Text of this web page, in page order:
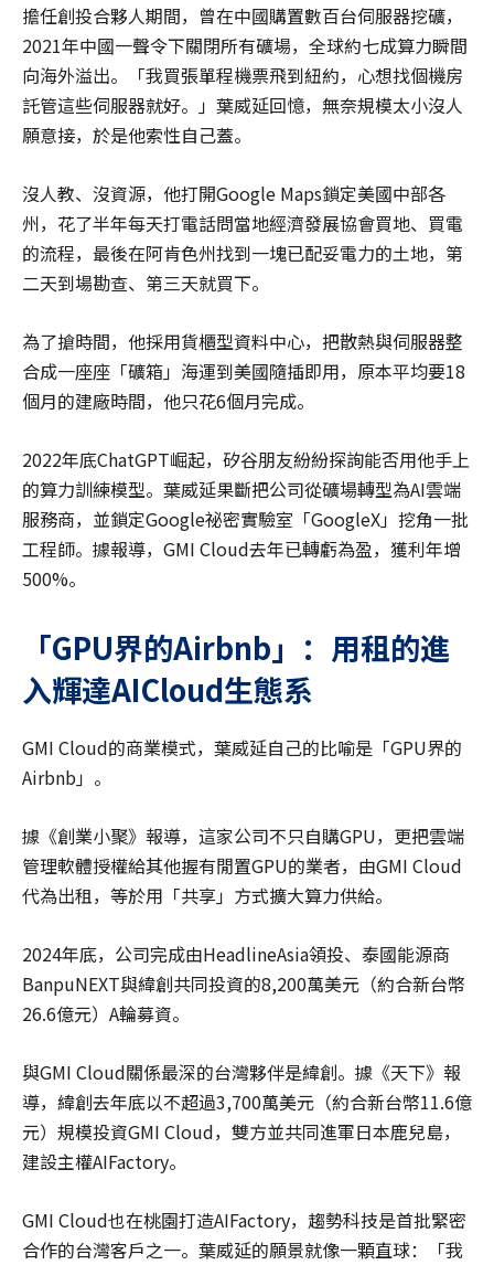
擔任創投合夥人期間，曾在中國購置數百台伺服器挖礦，
2021年中國一聲令下關閉所有礦場，全球約七成算力瞬間
向海外溢出。「我買張單程機票飛到紐約，心想找個機房
託管這些伺服器就好。」葉威延回憶，無奈規模太小沒人
願意接，於是他索性自己蓋。
沒人教、沒資源，他打開Google Maps鎖定美國中部各
州，花了半年每天打電話問當地經濟發展協會買地、買電
的流程，最後在阿肯色州找到一塊已配妥電力的土地，第
二天到場勘查、第三天就買下。
為了搶時間，他採用貨櫃型資料中心，把散熱與伺服器整
合成一座座「礦箱」海運到美國隨插即用，原本平均要18
個月的建廠時間，他只花6個月完成。
2022年底ChatGPT崛起，矽谷朋友紛紛探詢能否用他手上
的算力訓練模型。葉威延果斷把公司從礦場轉型為AI雲端
服務商，並鎖定Google祕密實驗室「GoogleX」挖角一批
工程師。據報導，GMI Cloud去年已轉虧為盈，獲利年增
500%。
「GPU界的Airbnb」：用租的進
入輝達AICloud生態系
GMI Cloud的商業模式，葉威延自己的比喻是「GPU界的
Airbnb」。
據《創業小聚》報導，這家公司不只自購GPU，更把雲端
管理軟體授權給其他握有閒置GPU的業者，由GMI Cloud
代為出租，等於用「共享」方式擴大算力供給。
2024年底，公司完成由HeadlineAsia領投、泰國能源商
BanpuNEXT與緯創共同投資的8,200萬美元（約合新台幣
26.6億元）A輪募資。
與GMI Cloud關係最深的台灣夥伴是緯創。據《天下》報
導，緯創去年底以不超過3,700萬美元（約合新台幣11.6億
元）規模投資GMI Cloud，雙方並共同進軍日本鹿兒島，
建設主權AIFactory。
GMI Cloud也在桃園打造AIFactory，趨勢科技是首批緊密
合作的台灣客戶之一。葉威延的願景就像一顆直球：「我